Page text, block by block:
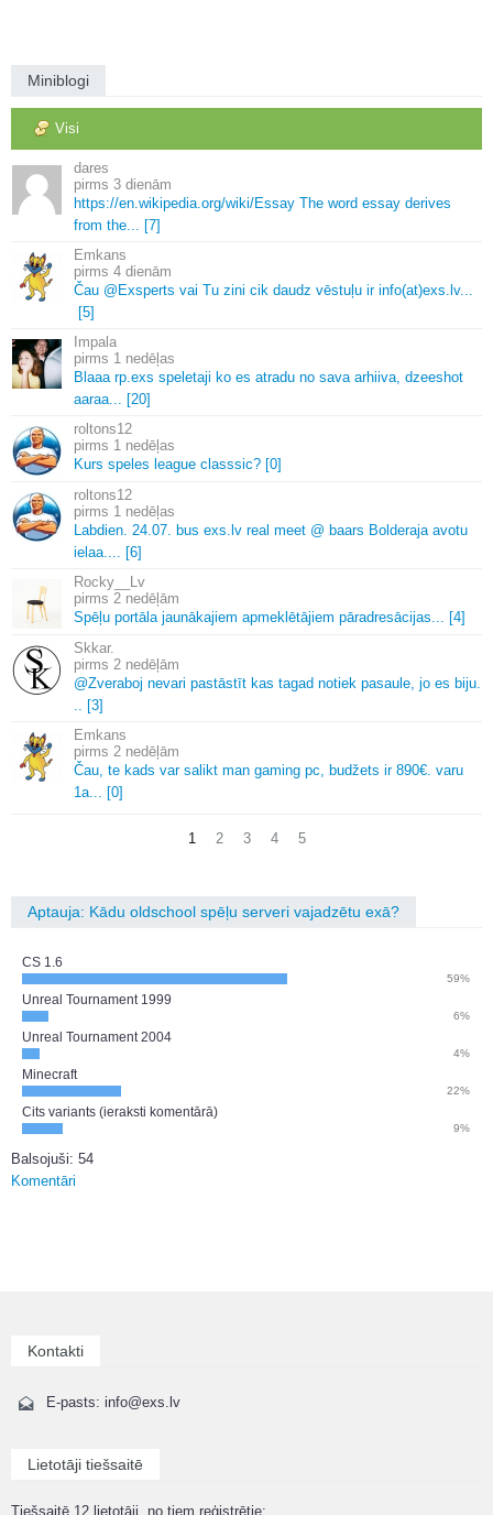
Miniblogi
Visi
dares
3 dienām
https://en. wikipedia. org/wiki/Essay The word essay derives
from the.
[7]
Emkans
4 dienām
Čau @Exsperts vai Tu zini cik daudz vēstuļu ir info(at)exs. lv.
[5]
Impala
1 nedēļas
Blaaa rp. exs speletaji ko es atradu no sava arhiiva, dzeeshot
aaraa.
[20]
roltons12
1 nedēļas
Kurs speles league classsic? [0]
roltons12
1 nedēļas
Labdien. 24. 07. bus exs. lv real meet @ baars Bolderaja avotu
ielaa.
[6]
Rocky__Lv
2 nedēļām
Spēļu portāla jaunākajiem apmeklētājiem pāradresācijas.
[4]
Skkar.
2 nedēļām
@Zveraboj nevari pastāstīt kas tagad notiek pasaule, jo es biju.
[3]
Emkans
2 nedēļām
Čau, te kads var salikt man gaming pc, budžets ir 890€. varu
1a.
[0]
1 2 3 4 5
Aptauja: Kādu oldschool spēļu serveri vajadzētu exā?
CS 1.6
59%
Unreal Tournament 1999
6%
Unreal Tournament 2004
4%
Minecraft
22%
Cits variants (ieraksti komentārā)
9%
Balsojuši: 54
Komentāri
Kontakti
E-pasts: info@exs.lv
Lietotāji tiešsaitē
Tiešsaitē 12 lietotāji, no tiem reģistrētie: